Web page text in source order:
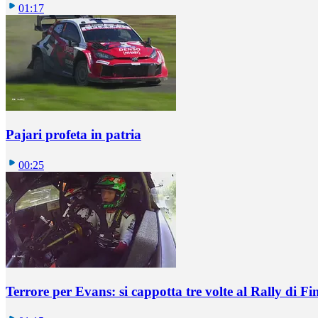
01:17
Pajari profeta in patria
00:25
Terrore per Evans: si cappotta tre volte al Rally di